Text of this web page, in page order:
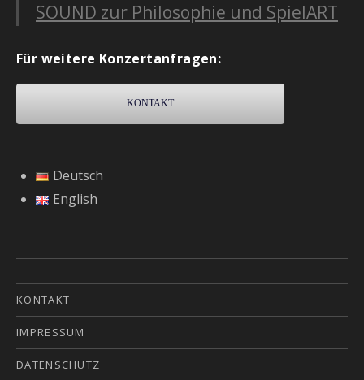
SOUND zur Philosophie und SpielART
Für weitere Konzertanfragen:
KONTAKT
Deutsch
English
KONTAKT
IMPRESSUM
DATENSCHUTZ